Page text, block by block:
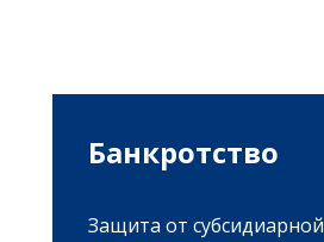
Банкротство
Защита от субсидиарной